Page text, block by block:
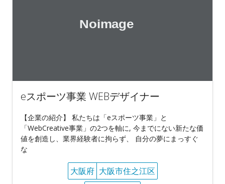
eスポーツ事業 WEBデザイナー
【企業の紹介】 私たちは「eスポーツ事業」と
「WebCreative事業」の2つを軸に, 今までにない新たな価
値を創造し、業界経験者に拘らず、 自分の夢にまっすぐ
な
大阪府 大阪市住之江区